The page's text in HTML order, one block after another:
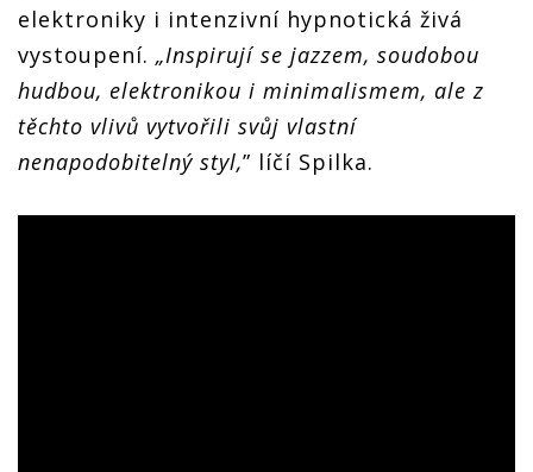
elektroniky i intenzivní hypnotická živá
vystoupení. „Inspirují se jazzem, soudobou
hudbou, elektronikou i minimalismem, ale z
těchto vlivů vytvořili svůj vlastní
nenapodobitelný styl,” líčí Spilka.